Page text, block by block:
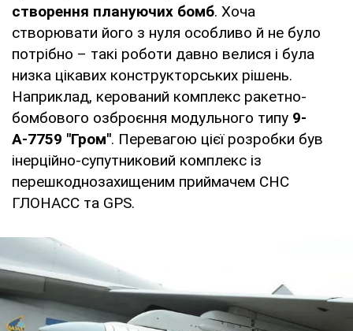
створення плануючих бомб. Хоча
створювати його з нуля особливо й не було
потрібно – такі роботи давно велися і була
низка цікавих конструкторських рішень.
Наприклад, керований комплекс ракетно-
бомбового озброєння модульного типу 9-
А-7759 "Гром". Перевагою цієї розробки був
інерційно-супутниковий комплекс із
перешкоднозахищеним приймачем СНС
ГЛОНАСС та GPS.